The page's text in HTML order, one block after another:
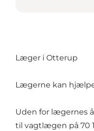
Læger i Otterup
Lægerne kan
Uden for lægernes
til vagtlægen på 70